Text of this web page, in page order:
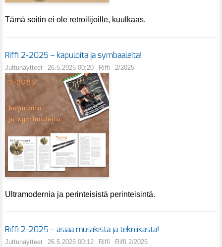
Tämä soitin ei ole retroilijoille, kuulkaas.
Riffi 2-2025 – kapuloita ja symbaaleita!
Juttunäytteet 26.5.2025 00:20 Riffi 2/2025
Ultramodernia ja perinteisistä perinteisintä.
Riffi 2-2025 – asiaa musiikista ja tekniikasta!
Juttunäytteet 26.5.2025 00:12 Riffi Riffi 2/2025